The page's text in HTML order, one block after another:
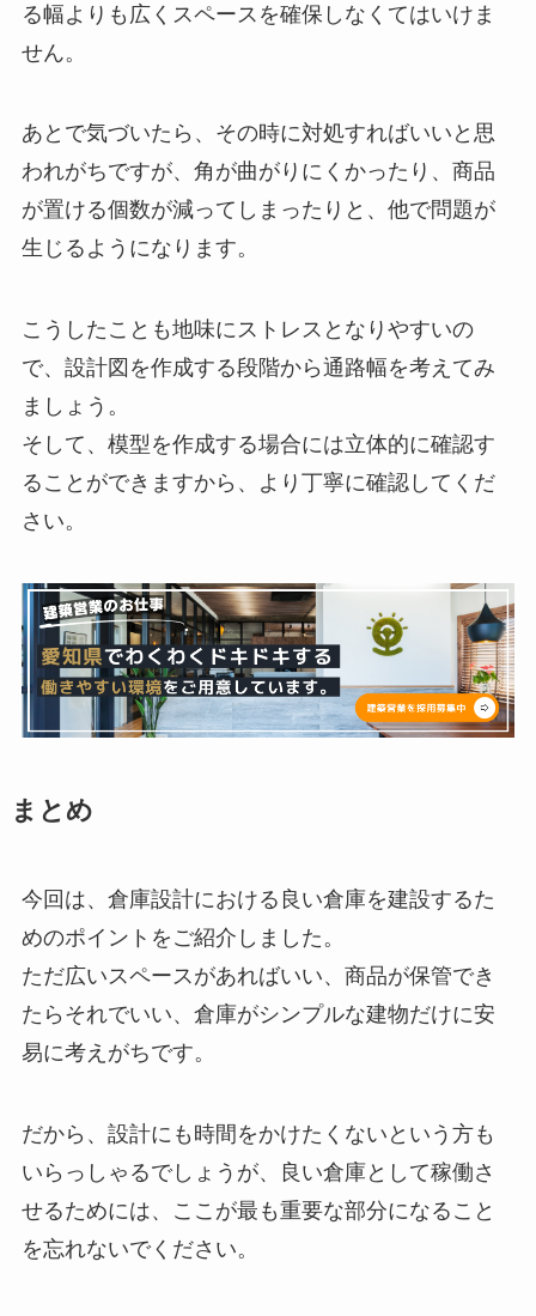
る幅よりも広くスペースを確保しなくてはいけま
せん。
あとで気づいたら、その時に対処すればいいと思
われがちですが、角が曲がりにくかったり、商品
が置ける個数が減ってしまったりと、他で問題が
生じるようになります。
こうしたことも地味にストレスとなりやすいの
で、設計図を作成する段階から通路幅を考えてみ
ましょう。
そして、模型を作成する場合には立体的に確認す
ることができますから、より丁寧に確認してくだ
さい。
まとめ
今回は、倉庫設計における良い倉庫を建設するた
めのポイントをご紹介しました。
ただ広いスペースがあればいい、商品が保管でき
たらそれでいい、倉庫がシンプルな建物だけに安
易に考えがちです。
だから、設計にも時間をかけたくないという方も
いらっしゃるでしょうが、良い倉庫として稼働さ
せるためには、ここが最も重要な部分になること
を忘れないでください。